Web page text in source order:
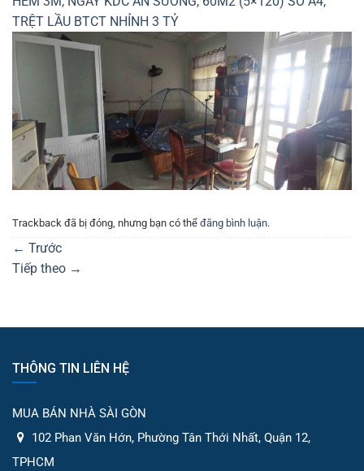
TRỆT LẦU BTCT NHỈNH 3 TỶ
Trackback đã bị đóng, nhưng bạn có thể đăng bình luận.
← Trước
Tiếp theo →
THÔNG TIN LIÊN HỆ
MUA BÁN NHÀ SÀI GÒN
102 Phan Văn Hớn, Phường Tân Thới Nhất, Quận 12,
TPHCM